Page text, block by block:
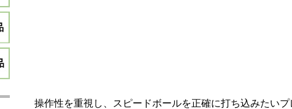
操作性を重視し、スピードボールを正確に打ち込みたいプ